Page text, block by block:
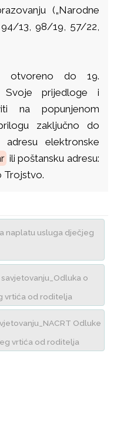
(„Narodne
13, 98/19, 57/22,
otvoreno do 19.
Svoje prijedloge i
na popunjenom
zaključno do
elektronske
ili poštansku adresu:
Trojstvo.
naplatu usluga dječjeg
o
vrtića od roditelja
Odluke
vrtića od roditelja